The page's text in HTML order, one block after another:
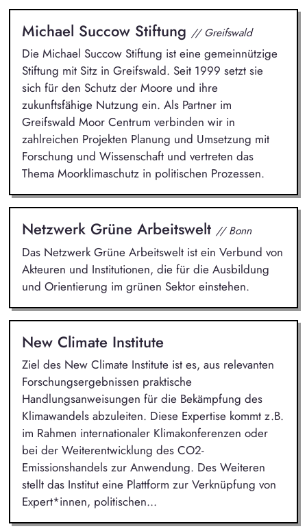
Michael Succow Stiftung // Greifswald
Die Michael Succow Stiftung ist eine gemeinnützige
Stiftung mit Sitz in Greifswald. Seit 1999 setzt sie
sich für den Schutz der Moore und ihre
zukunftsfähige Nutzung ein. Als Partner im
Greifswald Moor Centrum verbinden wir in
zahlreichen Projekten Planung und Umsetzung mit
Forschung und Wissenschaft und vertreten das
Thema Moorklimaschutz in politischen Prozessen.
Netzwerk Grüne Arbeitswelt // Bonn
Das Netzwerk Grüne Arbeitswelt ist ein Verbund von
Akteuren und Institutionen, die für die Ausbildung
und Orientierung im grünen Sektor einstehen.
New Climate Institute
Ziel des New Climate Institute ist es, aus relevanten
Forschungsergebnissen praktische
Handlungsanweisungen für die Bekämpfung des
Klimawandels abzuleiten. Diese Expertise kommt z.B.
im Rahmen internationaler Klimakonferenzen oder
bei der Weiterentwicklung des CO2-
Emissionshandels zur Anwendung. Des Weiteren
stellt das Institut eine Plattform zur Verknüpfung von
Expert*innen, politischen...